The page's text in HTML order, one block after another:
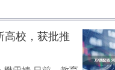
高校，获批推